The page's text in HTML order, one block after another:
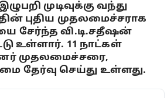
முடிவுக்கு வந்து
புதிய முதலமைச்சராக
சேர்ந்த வி.டி.சதீஷன்
உள்ளார். 11 நாட்கள்
முதலமைச்சரை,
தேர்வு செய்து உள்ளது.